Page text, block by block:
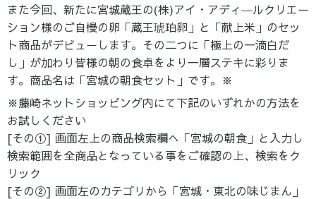
また今回、新たに宮城蔵王の(株)アイ・アディ―ルクリエー
ション様のご自慢の卵「蔵王琥珀卵」と「献上米」のセッ
ト商品がデビューします。その二つに「極上の一滴白だ
し」が加わり皆様の朝の食卓をより一層ステキに彩りま
す。商品名は「宮城の朝食セット」です。※
※藤崎ネットショッピング内にて下記のいずれかの方法を
お試しください
[その①] 画面左上の商品検索欄へ「宮城の朝食」と入力し
検索範囲を全商品となっている事をご確認の上、検索をク
リック
[その②] 画面左のカテゴリから「宮城・東北の味じまん」